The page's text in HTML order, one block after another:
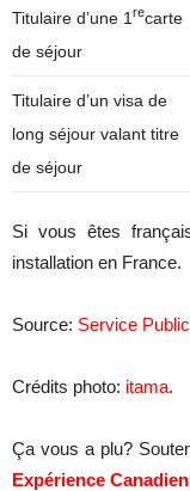
Titulaire d’une 1 recarte
de séjour
Titulaire d’un visa de
long séjour valant titre
de séjour
Si vous êtes
installation en France.
Source: Service Public
Crédits photo: itama.
Ça vous a plu?
Expérience